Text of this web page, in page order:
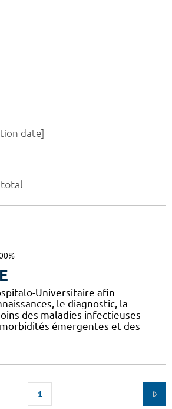
total
Universitaire afin
le diagnostic, la
des maladies infectieuses
émergentes et des
1
date]